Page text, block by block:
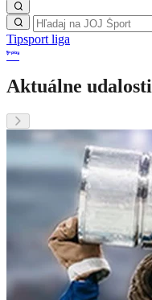
Tipsport liga
Aktuálne udalosti